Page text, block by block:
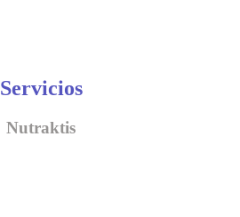
Servicios
Nutraktis